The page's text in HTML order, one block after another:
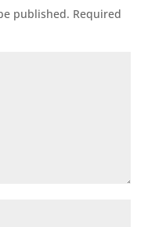
published. Required